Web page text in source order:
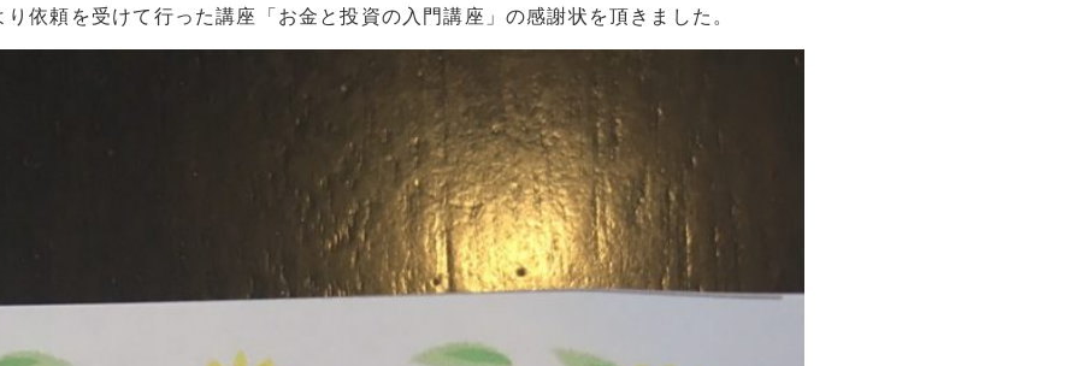
依頼を受けて行った講座「お金と投資の入門講座」の感謝状を頂きました。